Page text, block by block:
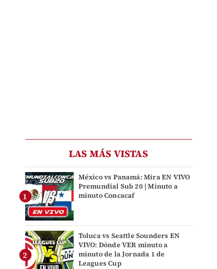
LAS MÁS VISTAS
México vs Panamá: Mira EN VIVO
Premundial Sub 20 | Minuto a
minuto Concacaf
Toluca vs Seattle Sounders EN
VIVO: Dónde VER minuto a
minuto de la Jornada 1 de
Leagues Cup